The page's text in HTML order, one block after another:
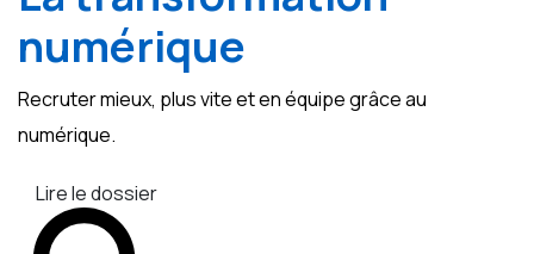
numérique
Recruter mieux, plus vite et en équipe grâce au
numérique.
Lire le dossier